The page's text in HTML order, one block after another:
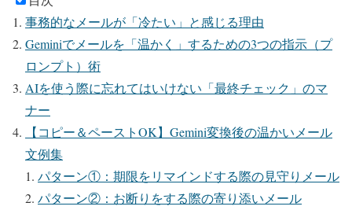
事務的なメールが「冷たい」と感じる理由
Geminiでメールを「温かく」するための3つの指示（プ
ロンプト）術
AIを使う際に忘れてはいけない「最終チェック」のマ
ナー
【コピー＆ペーストOK】Gemini変換後の温かいメール
文例集
パターン①：期限をリマインドする際の見守りメール
パターン②：お断りをする際の寄り添いメール